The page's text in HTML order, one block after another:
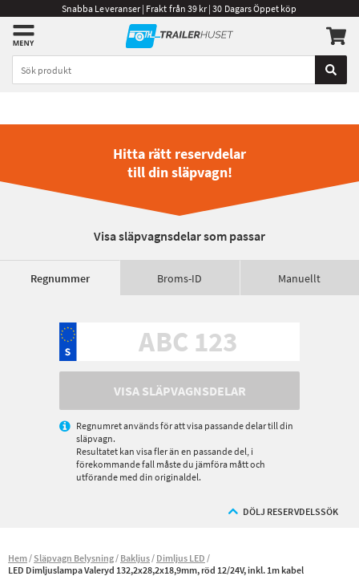
Snabba Leveranser | Frakt från 39 kr | 30 Dagars Öppet köp
Hitta rätt reservdelar
till din släpvagn!
Visa släpvagnsdelar som passar
Regnummer Broms-ID Manuellt
VISA SLÄPVAGNSDELAR
Regnumret används för att visa passande delar till din
släpvagn.
Resultatet kan visa fler än en passande del, i
förekommande fall måste du jämföra mått och
utförande med din originaldel.
DÖLJ RESERVDELSSÖK
Hem Släpvagn Belysning Bakljus Dimljus LED
LED Dimljuslampa Valeryd 132,2x28,2x18,9mm, röd 12/24V, inkl. 1m kabel